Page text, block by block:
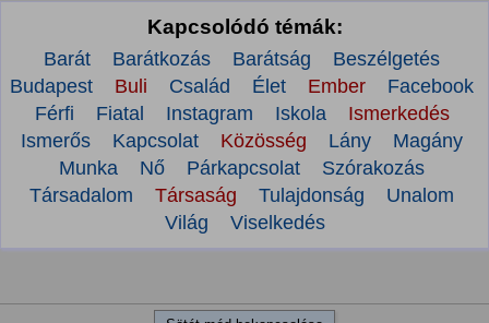
Kapcsolódó témák:
Barát Barátkozás Barátság
Beszélgetés
Budapest
Buli Család Élet Ember
Facebook
Férfi
Fiatal Instagram Iskola
Ismerkedés
Ismerős
Kapcsolat Közösség Lány
Magány
Munka
Nő Párkapcsolat
Szórakozás
Társadalom
Társaság Tulajdonság
Unalom
Világ
Viselkedés